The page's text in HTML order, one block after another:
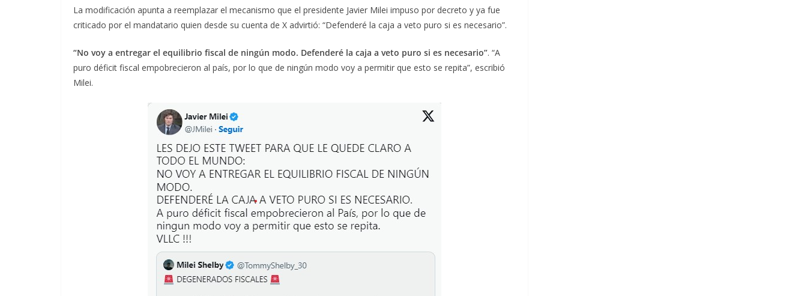
La modificación apunta a reemplazar el mecanismo que el presidente Javier Milei impuso por decreto y ya fue
criticado por el mandatario quien desde su cuenta de X advirtió: “Defenderé la caja a veto puro si es necesario”.
“No voy a entregar el equilibrio fiscal de ningún modo. Defenderé la caja a veto puro si es necesario”. “A
puro déficit fiscal empobrecieron al país, por lo que de ningún modo voy a permitir que esto se repita”, escribió
Milei.